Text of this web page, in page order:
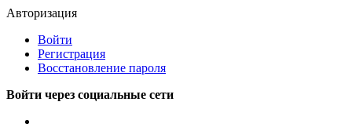
Авторизация
Войти
Регистрация
Восстановление пароля
Войти через социальные сети